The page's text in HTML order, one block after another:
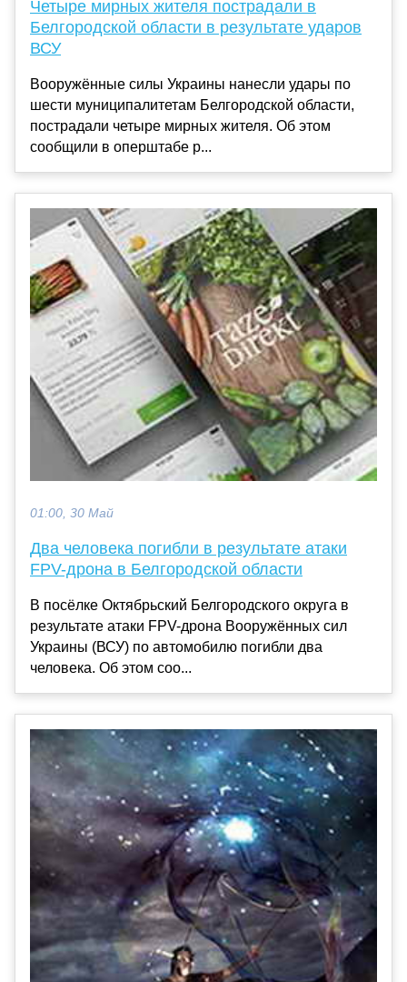
Четыре мирных жителя пострадали в
Белгородской области в результате ударов
ВСУ
Вооружённые силы Украины нанесли удары по
шести муниципалитетам Белгородской области,
пострадали четыре мирных жителя. Об этом
сообщили в оперштабе р...
01:00, 30 Май
Два человека погибли в результате атаки
FPV-дрона в Белгородской области
В посёлке Октябрьский Белгородского округа в
результате атаки FPV-дрона Вооружённых сил
Украины (ВСУ) по автомобилю погибли два
человека. Об этом соо...